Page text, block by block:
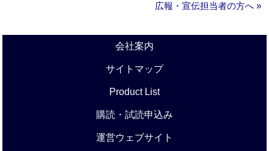
広報・宣伝担当者の方へ »
会社案内
サイトマップ
Product List
購読・試読申込み
運営ウェブサイト